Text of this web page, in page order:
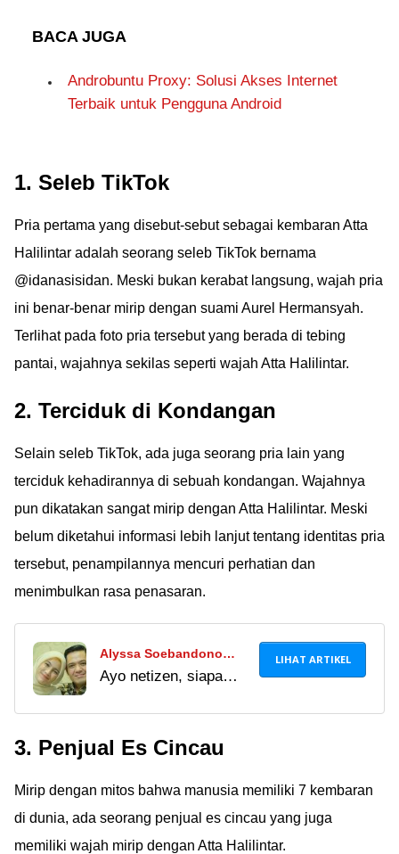
BACA JUGA
Androbuntu Proxy: Solusi Akses Internet
Terbaik untuk Pengguna Android
1. Seleb TikTok
Pria pertama yang disebut-sebut sebagai kembaran Atta
Halilintar adalah seorang seleb TikTok bernama
@idanasisidan. Meski bukan kerabat langsung, wajah pria
ini benar-benar mirip dengan suami Aurel Hermansyah.
Terlihat pada foto pria tersebut yang berada di tebing
pantai, wajahnya sekilas seperti wajah Atta Halilintar.
2. Terciduk di Kondangan
Selain seleb TikTok, ada juga seorang pria lain yang
terciduk kehadirannya di sebuah kondangan. Wajahnya
pun dikatakan sangat mirip dengan Atta Halilintar. Meski
belum diketahui informasi lebih lanjut tentang identitas pria
tersebut, penampilannya mencuri perhatian dan
menimbulkan rasa penasaran.
Alyssa Soebandono
Sudah Mau Melahirkan,
Anak
Ayo netizen, siapa
Harlino dan Alyssa
LIHAT ARTIKEL
3. Penjual Es Cincau
Mirip dengan mitos bahwa manusia memiliki 7 kembaran
di dunia, ada seorang penjual es cincau yang juga
memiliki wajah mirip dengan Atta Halilintar.